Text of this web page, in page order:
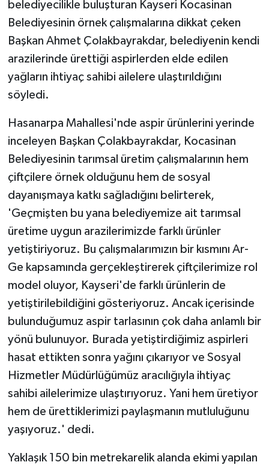
belediyecilikle buluşturan Kayseri Kocasinan
Belediyesinin örnek çalışmalarına dikkat çeken
Başkan Ahmet Çolakbayrakdar, belediyenin kendi
arazilerinde ürettiği aspirlerden elde edilen
yağların ihtiyaç sahibi ailelere ulaştırıldığını
söyledi.
Hasanarpa Mahallesi'nde aspir ürünlerini yerinde
inceleyen Başkan Çolakbayrakdar, Kocasinan
Belediyesinin tarımsal üretim çalışmalarının hem
çiftçilere örnek olduğunu hem de sosyal
dayanışmaya katkı sağladığını belirterek,
'Geçmişten bu yana belediyemize ait tarımsal
üretime uygun arazilerimizde farklı ürünler
yetiştiriyoruz. Bu çalışmalarımızın bir kısmını Ar-
Ge kapsamında gerçekleştirerek çiftçilerimize rol
model oluyor, Kayseri'de farklı ürünlerin de
yetiştirilebildiğini gösteriyoruz. Ancak içerisinde
bulunduğumuz aspir tarlasının çok daha anlamlı bir
yönü bulunuyor. Burada yetiştirdiğimiz aspirleri
hasat ettikten sonra yağını çıkarıyor ve Sosyal
Hizmetler Müdürlüğümüz aracılığıyla ihtiyaç
sahibi ailelerimize ulaştırıyoruz. Yani hem üretiyor
hem de ürettiklerimizi paylaşmanın mutluluğunu
yaşıyoruz.' dedi.
Yaklaşık 150 bin metrekarelik alanda ekimi yapılan